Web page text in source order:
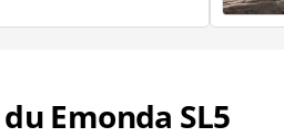
Emonda SL5